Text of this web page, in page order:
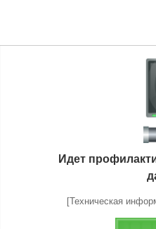
Идет
[Техническая